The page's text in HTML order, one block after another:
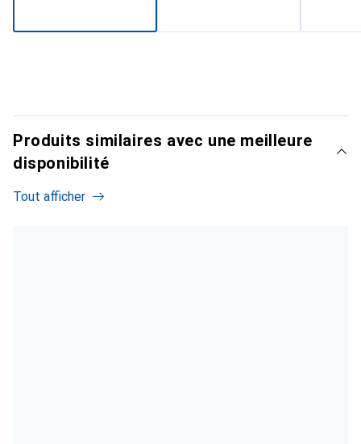
Produits similaires avec une meilleure
disponibilité
Tout afficher